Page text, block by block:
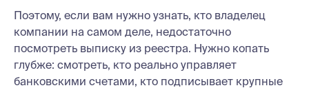
Поэтому, если вам нужно узнать, кто владелец
компании на самом деле, недостаточно
посмотреть выписку из реестра. Нужно копать
глубже: смотреть, кто реально управляет
банковскими счетами, кто подписывает крупные